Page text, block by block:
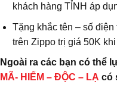
khách hàng TỈNH áp
Tặng khắc tên – số
trên Zippo trị giá 50K
Ngoài ra các bạn có thể
MÃ- HIẾM – ĐỘC – LẠ có